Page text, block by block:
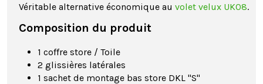
Véritable alternative économique au volet velux UK08.
Composition du produit
1 coffre store / Toile
2 glissières latérales
1 sachet de montage bas store DKL "S"